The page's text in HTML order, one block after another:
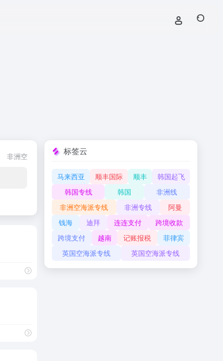
非洲空海派专线 国际空运
标签云
马来西亚 顺丰国际 顺丰
韩国起飞
韩国专线
韩国
非洲线
非洲空海派专线
非洲专线
阿曼
钱海
迪拜 连连支付
跨境收款
跨境支付
越南 记账报税
菲律宾
英国空海派专线
英国空海派专线